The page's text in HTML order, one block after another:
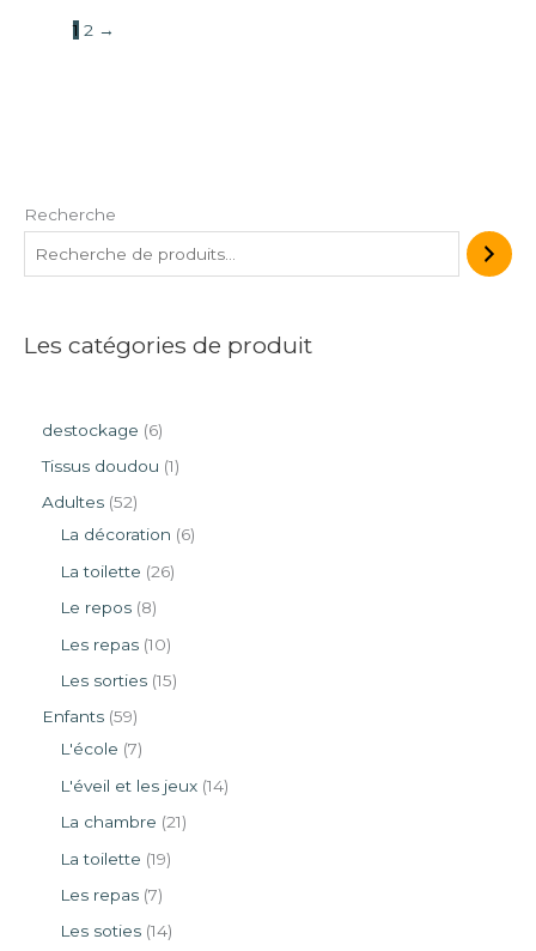
Recherche
Les catégories de produit
destockage
6
Tissus doudou 1
Adultes 52
La décoration
6
La toilette 26
Le repos 8
Les repas 10
Les sorties 15
Enfants 59
L'école 7
L'éveil et les jeux 14
La chambre 21
La toilette 19
Les repas 7
Les soties 14
1 2 →